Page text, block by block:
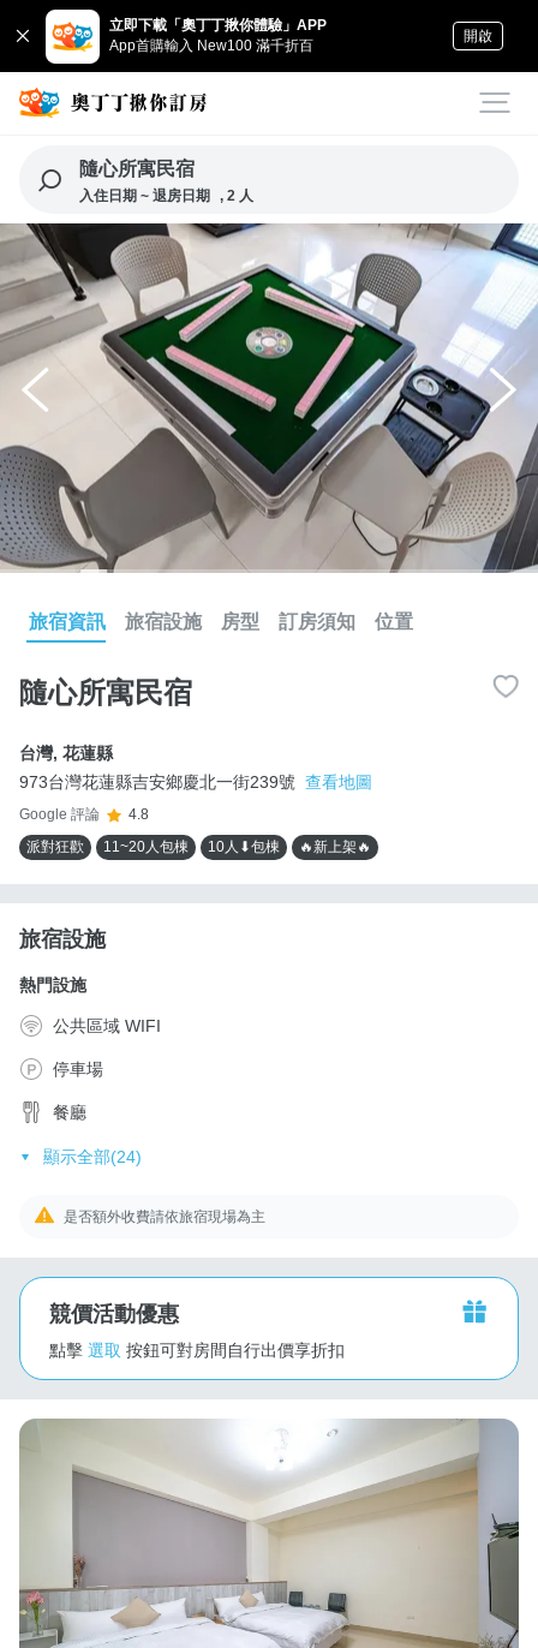
立即下載「奧丁丁揪你體驗」APP
App首購輸入 New100 滿千折百
開啟
隨心所寓民宿
入住日期 ~ 退房日期 , 2 人
旅宿資訊 旅宿設施 房型 訂房須知 位置
隨心所寓民宿
台灣, 花蓮縣
973台灣花蓮縣吉安鄉慶北一街239號 查看地圖
Google 評論
4.8
派對狂歡
11~20人包棟 10人⬇包棟 🔥新上架🔥
旅宿設施
熱門設施
公共區域 WIFI
停車場
餐廳
顯示全部(24)
是否額外收費請依旅宿現場為主
競價活動優惠
點擊 選取 按鈕可對房間自行出價享折扣